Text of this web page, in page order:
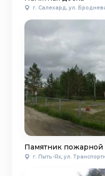
г. Салехард, ул.
Памятник
г. Пыть-Ях, ул.